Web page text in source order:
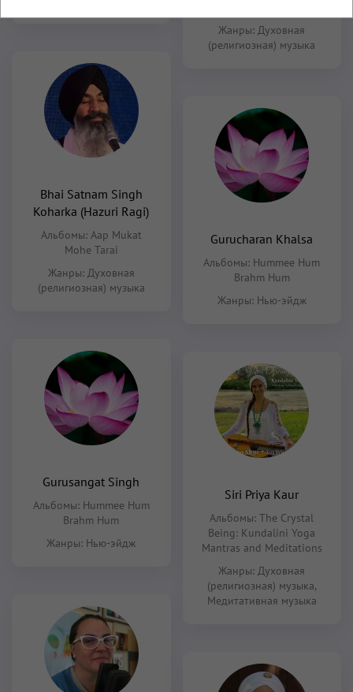
Жанры:Духовная
(религиозная) музыка
Bhai Satnam Singh
Koharka (Hazuri Ragi)
Альбомы: Aap Mukat
Mohe Tarai
Жанры: Духовная
(религиозная) музыка
Gurucharan Khalsa
Альбомы: Hummee Hum
Brahm Hum
Жанры: Нью-эйдж
Gurusangat Singh
Альбомы: Hummee Hum
Brahm Hum
Жанры: Нью-эйдж
Siri Priya Kaur
Альбомы:The Crystal
Being: Kundalini Yoga
Mantras and Meditations
Жанры:Духовная
(религиозная) музыка,
Медитативная музыка